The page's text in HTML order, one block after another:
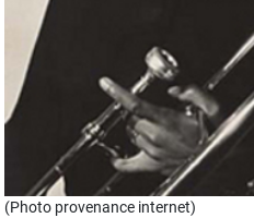
(Photo provenance internet)